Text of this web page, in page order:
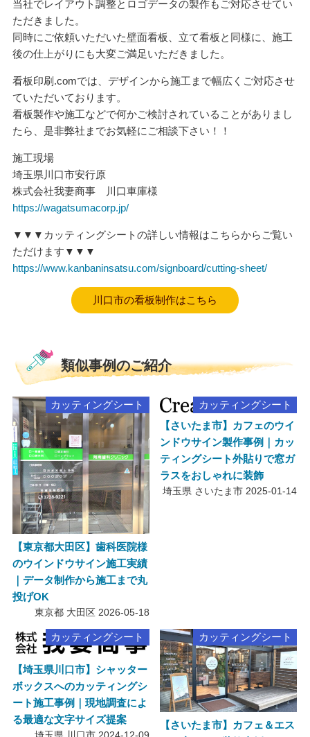
当社でレイアウト調整とロゴデータの製作もご対応させてい
ただきました。
同時にご依頼いただいた壁面看板、立て看板と同様に、施工
後の仕上がりにも大変ご満足いただきました。
看板印刷.comでは、デザインから施工まで幅広くご対応させ
ていただいております。
看板製作や施工などで何かご検討されていることがありまし
たら、是非弊社までお気軽にご相談下さい！！
施工現場
埼玉県川口市安行原
株式会社我妻商事 川口車庫様
https://wagatsumacorp.jp/
▼▼▼カッティングシートの詳しい情報はこちらからご覧い
ただけます▼▼▼
https://www.kanbaninsatsu.com/signboard/cutting-sheet/
川口市の看板制作はこちら
類似事例のご紹介
カッティングシート
【東京都大田区】歯科医院様
のウインドウサイン施工実績
｜データ制作から施工まで丸
投げOK
東京都 大田区 2026-05-18
カッティングシート
【さいたま市】カフェのウイ
ンドウサイン製作事例｜カッ
ティングシート外貼りで窓ガ
ラスをおしゃれに装飾
埼玉県 さいたま市 2025-01-14
カッティングシート
【埼玉県川口市】シャッター
ボックスへのカッティングシ
ート施工事例｜現地調査によ
る最適な文字サイズ提案
カッティングシート
【さいたま市】カフェ＆エス